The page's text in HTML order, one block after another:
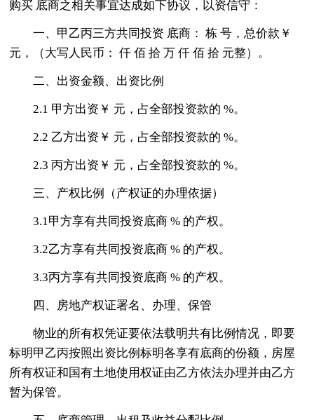
购买 底商之相关事宜达成如下协议，以资信守：
一、甲乙丙三方共同投资 底商： 栋 号，总价款￥
元，（大写人民币： 仟 佰 拾 万 仟 佰 拾 元整）。
二、出资金额、出资比例
2.1 甲方出资￥ 元，占全部投资款的 %。
2.2 乙方出资￥ 元，占全部投资款的 %。
2.3 丙方出资￥ 元，占全部投资款的 %。
三、产权比例（产权证的办理依据）
3.1甲方享有共同投资底商 % 的产权。
3.2乙方享有共同投资底商 % 的产权。
3.3丙方享有共同投资底商 % 的产权。
四、房地产权证署名、办理、保管
物业的所有权凭证要依法载明共有比例情况，即要
标明甲乙丙按照出资比例标明各享有底商的份额，房屋
所有权证和国有土地使用权证由乙方依法办理并由乙方
暂为保管。